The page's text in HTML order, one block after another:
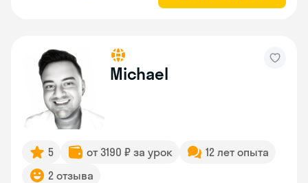
Michael
5 от 3190 ₽ за урок
12 лет опыта
2 отзыва